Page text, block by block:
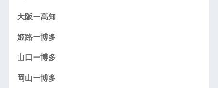
大阪ー高知
姫路ー博多
山口ー博多
岡山ー博多